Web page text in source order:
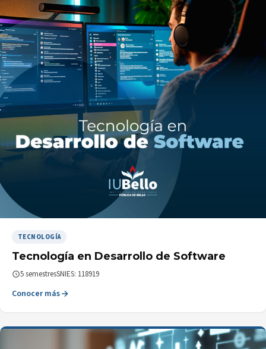
TECNOLOGÍA
Tecnología en Desarrollo de Software
5 semestresSNIES: 118919
Conocer más